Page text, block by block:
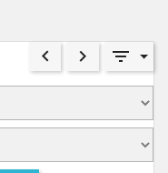
keyboard_arrow_left keyboard_arrow_right filter_list